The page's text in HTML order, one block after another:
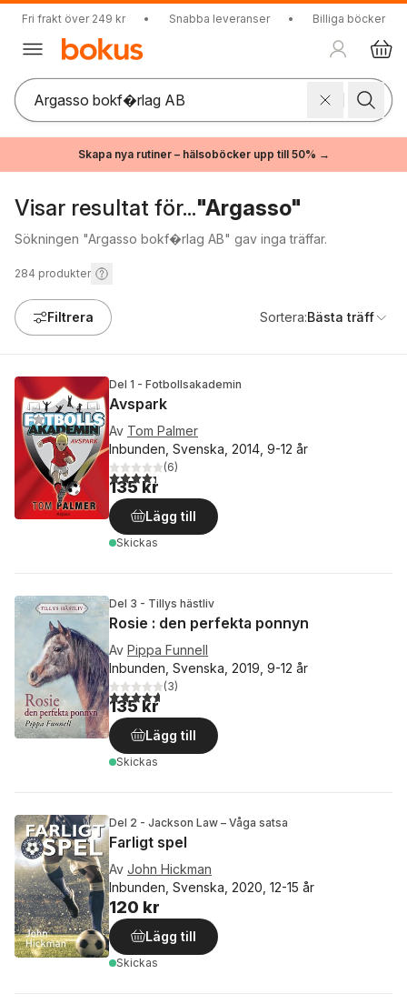
Fri frakt över 249 kr • Snabba leveranser • Billiga böcker
Skapa nya rutiner – hälsoböcker upp till 50% →
Visar resultat för..."Argasso"
Sökningen "Argasso bokf�rlag AB" gav inga träffar.
284 produkter
Filtrera Sortera:Bästa träff
Del 1 - Fotbollsakademin
Avspark
Av Tom Palmer
Inbunden, Svenska, 2014, 9-12 år
4,3utav 5 stjärnor. Totalt antal röster:
(6)
135 kr
Lägg till
Skickas
Del 3 - Tillys hästliv
Rosie : den perfekta ponnyn
Av Pippa Funnell
Inbunden, Svenska, 2019, 9-12 år
4,7utav 5 stjärnor. Totalt antal röster:
(3)
135 kr
Lägg till
Skickas
Del 2 - Jackson Law – Våga satsa
Farligt spel
Av John Hickman
Inbunden, Svenska, 2020, 12-15 år
120 kr
Lägg till
Skickas